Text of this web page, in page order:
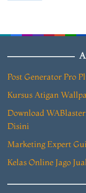
Post Generator Pro
Kursus Atigan
Download
Disini
Marketing Expert
Kelas Online Jago